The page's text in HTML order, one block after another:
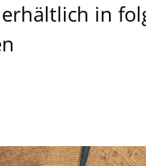
erhältlich in